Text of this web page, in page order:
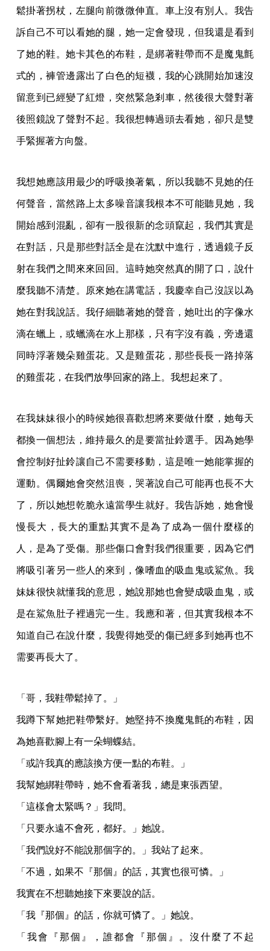
鬆掛著拐杖，左腿向前微微伸直。車上沒有別人。我告
訴自己不可以看她的腿，她一定會發現，但我還是看到
了她的鞋。她卡其色的布鞋，是綁著鞋帶而不是魔鬼氈
式的，褲管邊露出了白色的短襪，我的心跳開始加速沒
留意到已經變了紅燈，突然緊急剎車，然後很大聲對著
後照鏡說了聲對不起。我很想轉過頭去看她，卻只是雙
手緊握著方向盤。
我想她應該用最少的呼吸換著氣，所以我聽不見她的任
何聲音，當然路上太多噪音讓我根本不可能聽見她，我
開始感到混亂，卻有一股很新的念頭竄起，我們其實是
在對話，只是那些對話全是在沈默中進行，透過鏡子反
射在我們之間來來回回。這時她突然真的開了口，說什
麼我聽不清楚。原來她在講電話，我慶幸自己沒誤以為
她在對我說話。我仔細聽著她的聲音，她吐出的字像水
滴在蠟上，或蠟滴在水上那樣，只有字沒有義，旁邊還
同時浮著幾朵雞蛋花。又是雞蛋花，那些長長一路掉落
的雞蛋花，在我們放學回家的路上。我想起來了。
在我妹妹很小的時候她很喜歡想將來要做什麼，她每天
都換一個想法，維持最久的是要當扯鈴選手。因為她學
會控制好扯鈴讓自己不需要移動，這是唯一她能掌握的
運動。偶爾她會突然沮喪，哭著說自己可能再也長不大
了，所以她想乾脆永遠當學生就好。我告訴她，她會慢
慢長大，長大的重點其實不是為了成為一個什麼樣的
人，是為了受傷。那些傷口會對我們很重要，因為它們
將吸引著另一些人的來到，像嗜血的吸血鬼或鯊魚。我
妹妹很快就懂我的意思，她說那她也會變成吸血鬼，或
是在鯊魚肚子裡過完一生。我應和著，但其實我根本不
知道自己在說什麼，我覺得她受的傷已經多到她再也不
需要再長大了。
「哥，我鞋帶鬆掉了。」
我蹲下幫她把鞋帶繫好。她堅持不換魔鬼氈的布鞋，因
為她喜歡腳上有一朵蝴蝶結。
「或許我真的應該換方便一點的布鞋。」
我幫她綁鞋帶時，她不會看著我，總是東張西望。
「這樣會太緊嗎？」我問。
「只要永遠不會死，都好。」她說。
「我們說好不能說那個字的。」我站了起來。
「不過，如果不『那個』的話，其實也很可憐。」
我實在不想聽她接下來要說的話。
「我『那個』的話，你就可憐了。」她說。
「我會『那個』，誰都會『那個』。沒什麼了不起